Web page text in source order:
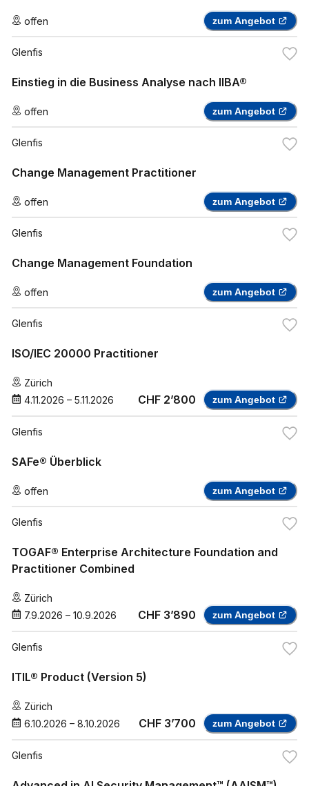
offen zum Angebot
Glenfis
Einstieg in die Business Analyse nach IIBA®
offen zum Angebot
Glenfis
Change Management Practitioner
offen zum Angebot
Glenfis
Change Management Foundation
offen zum Angebot
Glenfis
ISO/IEC 20000 Practitioner
Zürich
4.11.2026 – 5.11.2026 CHF 2’800 zum Angebot
Glenfis
SAFe® Überblick
offen zum Angebot
Glenfis
TOGAF® Enterprise Architecture Foundation and
Practitioner Combined
Zürich
7.9.2026 – 10.9.2026 CHF 3’890 zum Angebot
Glenfis
ITIL® Product (Version 5)
Zürich
6.10.2026 – 8.10.2026 CHF 3’700 zum Angebot
Glenfis